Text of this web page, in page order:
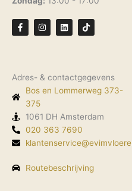
F
a
c
o
k
f
I
n
s
r
a
m
L
i
n
n
T
i
k
Adres- & contactgegevens
Bos en Lommerweg 373-
375
1061 DH Amsterdam
020 363 7690
Routebeschrijving